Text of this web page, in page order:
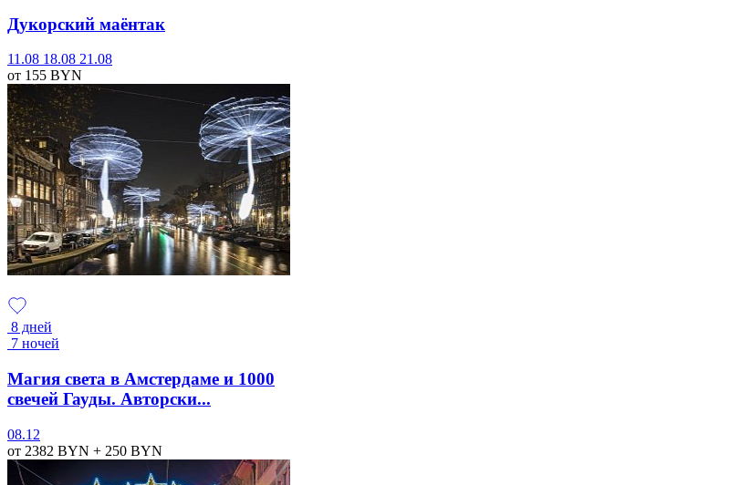
Дукорский маёнтак
11.08 18.08 21.08
от 155 BYN
8 дней
7 ночей
Магия света в Амстердаме и 1000
свечей Гауды. Авторски...
08.12
от 2382 BYN + 250 BYN